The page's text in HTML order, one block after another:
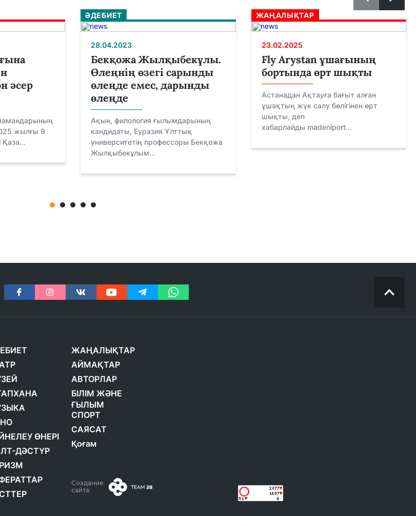
әсер
жылғы 9
Қаза...
ӘДЕБИЕТ
28.04.2023
Бекқожа Жылқыбекұлы.
Өлеңнің өзегі сарынды
өлеңде емес, дарынды
өлеңде
Ақын, филология ғылымдарының
кандидаты, Еуразия Ұлттық
университетің профессоры Бекқожа
Жылқыбекұлым...
ЖАҢАЛЫҚТАР
23.02.2025
Fly Arystan ұшағының
бортында өрт шықты
Астанадан Ақтауға бағыт алған
ұшақтың жүк салу бөлігінен өрт
шықты, деп
хабарлайды madeniport...
ӨНЕРІ
ДӘСТҮР
ЖАҢАЛЫҚТАР
АЙМАҚТАР
АВТОРЛАР
БІЛІМ ЖӘНЕ
ҒЫЛЫМ
СПОРТ
САЯСАТ
Қоғам
Создание
сайта: